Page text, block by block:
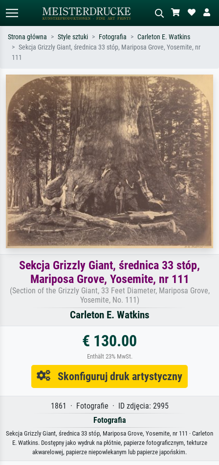
Monet, Gwiaździsta noc,
impresjonizm, fala Hokusaia, akt.
abstrakcja z czerwienią, ciemny olej,
stojący akt obok drzewa.
Strona główna Style sztuki Fotografia
Carleton E. Watkins
Sekcja Grizzly Giant, średnica 33 stóp, Mariposa Grove, Yosemite, nr
111
Sekcja Grizzly Giant, średnica 33 stóp,
Mariposa Grove, Yosemite, nr 111
(Section of the Grizzly Giant, 33 Feet Diameter, Mariposa Grove,
Yosemite, No. 111)
Carleton E. Watkins
€ 130.00
Enthält 23% MwSt.
Skonfiguruj druk artystyczny
1861 · Fotografie · ID zdjęcia: 2995
Fotografia
Sekcja Grizzly Giant, średnica 33 stóp, Mariposa Grove, Yosemite, nr 111 · Carleton
E. Watkins. Dostępny jako wydruk na płótnie, papierze fotograficznym, tekturze
akwarelowej, papierze niepowlekanym lub papierze japońskim.